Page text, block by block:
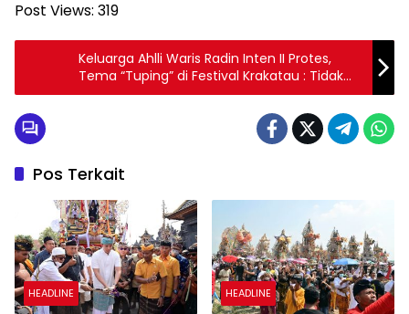
Post Views: 319
Keluarga Ahlli Waris Radin Inten II Protes,
Tema “Tuping” di Festival Krakatau : Tidak
Dilibatkan, Nilai Budaya Diabaikan
Pos Terkait
HEADLINE HEADLINE